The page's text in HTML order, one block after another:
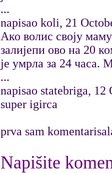
...
napisao koli, 21
Ако волис своју маму
залијепи ово на 20
је умрла за 24 часа.
...
napisao statebriga, 12
super igirca
prva sam
Napišite